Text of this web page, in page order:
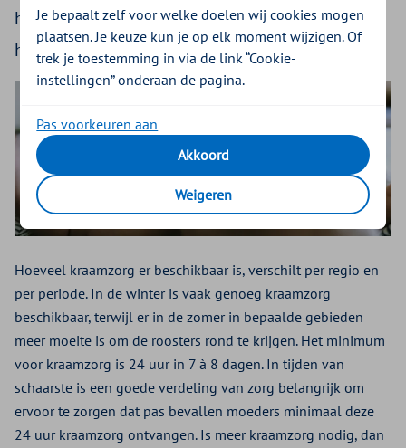
helder: wie dat nodig heeft, blijft toegang
houden tot passende kraamzorg.
Hoeveel kraamzorg er beschikbaar is, verschilt per regio en
per periode. In de winter is vaak genoeg kraamzorg
beschikbaar, terwijl er in de zomer in bepaalde gebieden
meer moeite is om de roosters rond te krijgen. Het minimum
voor kraamzorg is 24 uur in 7 à 8 dagen. In tijden van
schaarste is een goede verdeling van zorg belangrijk om
ervoor te zorgen dat pas bevallen moeders minimaal deze
24 uur kraamzorg ontvangen. Is meer kraamzorg nodig, dan
Je bepaalt zelf voor welke doelen wij cookies mogen
plaatsen. Je keuze kun je op elk moment wijzigen. Of
trek je toestemming in via de link “Cookie-
instellingen” onderaan de pagina.
Pas voorkeuren aan
Akkoord
Weigeren